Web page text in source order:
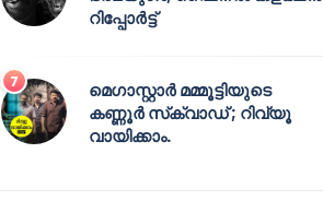
റിപ്പോർട്ട്
മെഗാസ്റ്റാർ മമ്മൂട്ടിയുടെ
കണ്ണൂർ സ്‌ക്വാഡ് ; റിവ്യൂ
വായിക്കാം.